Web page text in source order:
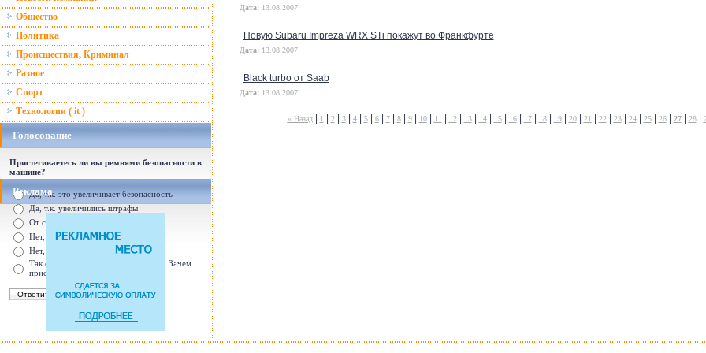
Общество
Политика
Происшествия, Криминал
Разное
Спорт
Технологии ( it )
Голосование
Пристегиваетесь ли вы ремнями безопасности в
машине?
Да, т.к. это увеличивает безопасность
Да, т.к. увеличились штрафы
От случая к случаю...
Нет, с ремнем не удобно
Нет, Я уверен в себе
Так есть же подушки безопасности! Зачем
пристегива
Реклама
Дата: 13.08.2007
Новую Subaru Impreza WRX STi покажут во Франкфурте
Дата: 13.08.2007
Black turbo от Saab
Дата: 13.08.2007
« Назад| 1 2| 3| 4| 5| 6| 7| 8| 9| 10| 11 12| 13| 14| 15| 16| 17| 18| 19| 20| 21 22| 23| 24| 25| 26| 27| 28|